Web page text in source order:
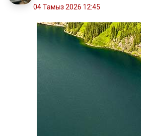
04 Тамыз 2026 12:45